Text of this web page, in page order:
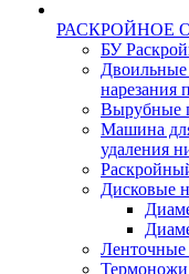
РАСКРОЙНОЕ
БУ
нарезания
Вырубные
Машина
удаления
Дисковые
Термоножи